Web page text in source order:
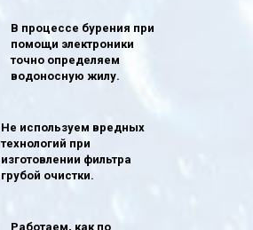
В процессе бурения при
помощи электроники
точно определяем
водоносную жилу.
Не используем вредных
технологий при
изготовлении фильтра
грубой очистки.
Работаем, как по